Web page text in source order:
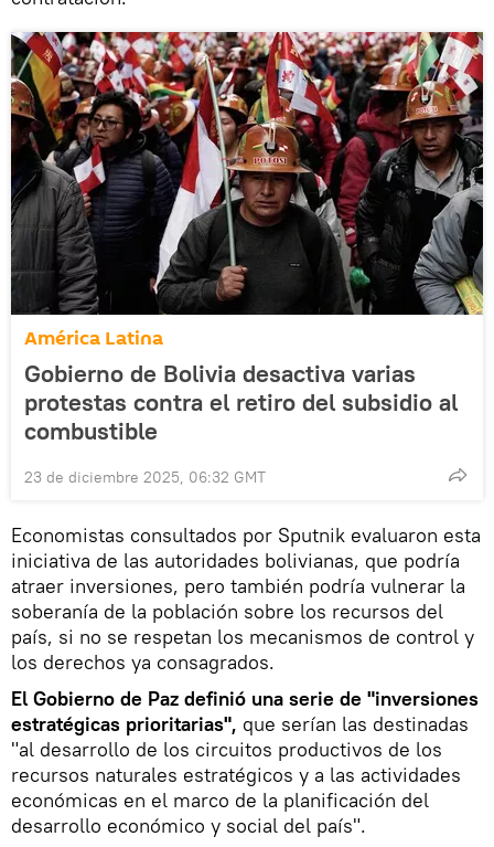
América Latina
Gobierno de Bolivia desactiva varias
protestas contra el retiro del subsidio al
combustible
23 de diciembre 2025, 06:32 GMT
Economistas consultados por Sputnik evaluaron esta
iniciativa de las autoridades bolivianas, que podría
atraer inversiones, pero también podría vulnerar la
soberanía de la población sobre los recursos del
país, si no se respetan los mecanismos de control y
los derechos ya consagrados.
El Gobierno de Paz definió una serie de "inversiones
estratégicas prioritarias", que serían las destinadas
"al desarrollo de los circuitos productivos de los
recursos naturales estratégicos y a las actividades
económicas en el marco de la planificación del
desarrollo económico y social del país".